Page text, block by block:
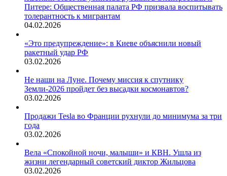
Питере: Общественная палата РФ призвала воспитывать
толерантность к мигрантам
04.02.2026
«Это предупреждение»: в Киеве объяснили новый
ракетный удар РФ
03.02.2026
Не наши на Луне. Почему миссия к спутнику
Земли-2026 пройдет без высадки космонавтов?
03.02.2026
Продажи Tesla во Франции рухнули до минимума за три
года
03.02.2026
Вела «Спокойной ночи, малыши» и КВН. Ушла из
жизни легендарный советский диктор Жильцова
03.02.2026